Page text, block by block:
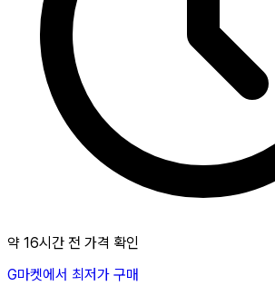
약 16시간 전 가격 확인
G마켓에서 최저가 구매